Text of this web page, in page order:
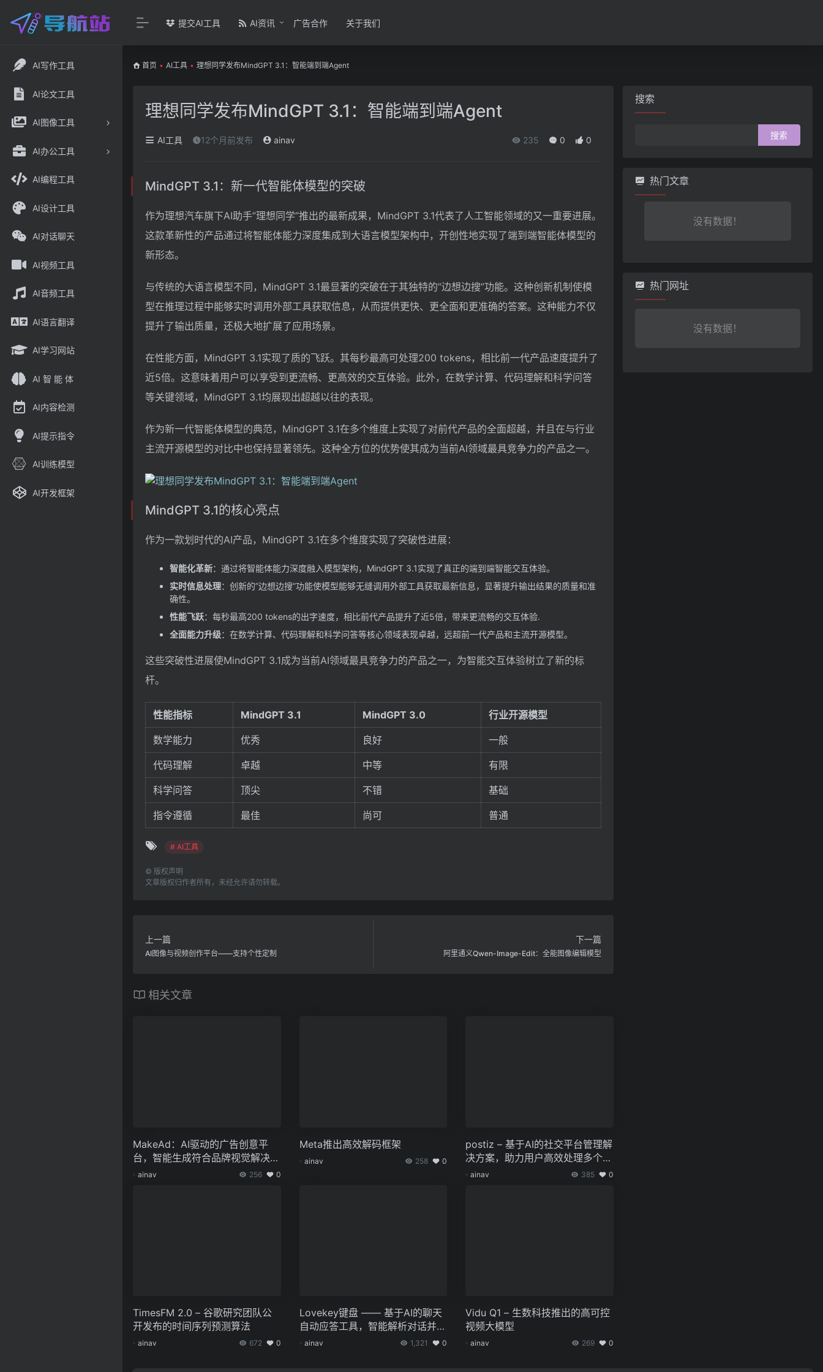
AI写作工具
AI论文工具
AI图像工具
AI办公工具
AI编程工具
AI设计工具
AI对话聊天
AI视频工具
AI音频工具
AI语言翻译
AI学习网站
AI 智 能 体
AI内容检测
AI提示指令
AI训练模型
AI开发框架
提交AI工具 AI资讯 广告合作 关于我们
首页 • AI工具 • 理想同学发布MindGPT 3.1：智能端到端Agent
理想同学发布MindGPT 3.1：智能端到端Agent
AI工具 12个月前发布 ainav 235 0 0
MindGPT 3.1：新一代智能体模型的突破
作为理想汽车旗下AI助手”理想同学”推出的最新成果，MindGPT 3.1代表了人工智能领域的又一重要进展。
这款革新性的产品通过将智能体能力深度集成到大语言模型架构中，开创性地实现了端到端智能体模型的
新形态。
与传统的大语言模型不同，MindGPT 3.1最显著的突破在于其独特的”边想边搜”功能。这种创新机制使模
型在推理过程中能够实时调用外部工具获取信息，从而提供更快、更全面和更准确的答案。这种能力不仅
提升了输出质量，还极大地扩展了应用场景。
在性能方面，MindGPT 3.1实现了质的飞跃。其每秒最高可处理200 tokens，相比前一代产品速度提升了
近5倍。这意味着用户可以享受到更流畅、更高效的交互体验。此外，在数学计算、代码理解和科学问答
等关键领域，MindGPT 3.1均展现出超越以往的表现。
作为新一代智能体模型的典范，MindGPT 3.1在多个维度上实现了对前代产品的全面超越，并且在与行业
主流开源模型的对比中也保持显著领先。这种全方位的优势使其成为当前AI领域最具竞争力的产品之一。
MindGPT 3.1的核心亮点
作为一款划时代的AI产品，MindGPT 3.1在多个维度实现了突破性进展：
智能化革新：通过将智能体能力深度融入模型架构，MindGPT 3.1实现了真正的端到端智能交互体验。
实时信息处理：创新的”边想边搜”功能使模型能够无缝调用外部工具获取最新信息，显著提升输出结果的质量和准
确性。
性能飞跃：每秒最高200 tokens的出字速度，相比前代产品提升了近5倍，带来更流畅的交互体验.
全面能力升级：在数学计算、代码理解和科学问答等核心领域表现卓越，远超前一代产品和主流开源模型。
这些突破性进展使MindGPT 3.1成为当前AI领域最具竞争力的产品之一，为智能交互体验树立了新的标
杆。
性能指标 MindGPT 3.1 MindGPT 3.0 行业开源模型
数学能力 优秀 良好 一般
代码理解 卓越 中等 有限
科学问答 顶尖 不错 基础
指令遵循 最佳 尚可 普通
# AI工具
© 版权声明
文章版权归作者所有，未经允许请勿转载。
上一篇
AI图像与视频创作平台——支持个性定制
下一篇
阿里通义Qwen-Image-Edit：全能图像编辑模型
相关文章
MakeAd：AI驱动的广告创意平
台，智能生成符合品牌视觉解决方
案
ainav 256 0
Meta推出高效解码框架
ainav 258 0
postiz – 基于AI的社交平台管理解
决方案，助力用户高效处理多个社
交渠道的内容发布、数据分析与扩
ainav 385 0
TimesFM 2.0 – 谷歌研究团队公
开发布的时间序列预测算法
ainav 672 0
Lovekey键盘 —— 基于AI的聊天
自动应答工具，智能解析对话并快
速回复
ainav 1,321 0
Vidu Q1 – 生数科技推出的高可控
视频大模型
ainav 269 0
搜索
热门文章
没有数据！
热门网址
没有数据！